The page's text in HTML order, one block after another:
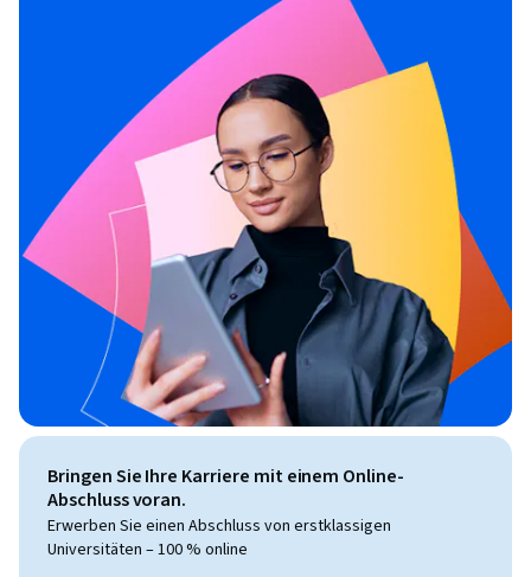
Bringen Sie Ihre Karriere mit einem Online-
Abschluss voran.
Erwerben Sie einen Abschluss von erstklassigen
Universitäten – 100 % online